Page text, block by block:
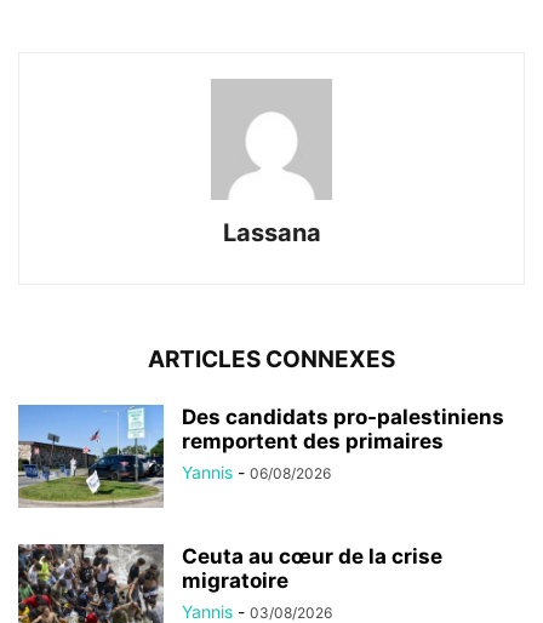
Lassana
ARTICLES CONNEXES
Des candidats pro-palestiniens
remportent des primaires
Yannis - 06/08/2026
Ceuta au cœur de la crise
migratoire
Yannis - 03/08/2026